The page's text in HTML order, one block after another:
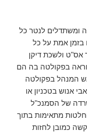
ומשתדלים לנטר כל
בזמן אמת על כל
ולשכת דיקן
בפקולטה בה הם
המנהל בפקולטה
אנוש בטכניון או
של הסמנכ"ל
מתאימות בתוך
כמובן לחזות